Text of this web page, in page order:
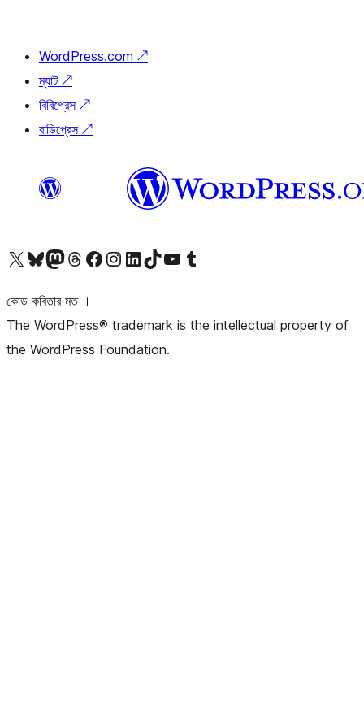
WordPress.com ↗
ম্যাট ↗
বিবিপ্রেস ↗
বাডিপ্রেস ↗
আমাদের X (আগের টুইটার) অ্যাকাউন্টে যানআমাদের Bluesky অ্যাকাউন্টটি দেখুনআমাদের মাস্টোডন অ্যাকাউন্টটি দেখুনআমাদের থ্রেডস অ্যাকাউন্টটি দেখুনআমাদের ফেসবুক পেজ দেখুনআমাদের ইন্সটাগ্রাম অ্যাকাউন্ট দেখুনআমাদের লিঙ্কডইন অ্যাকাউন্টে যানআমাদের TikTok অ্যাকাউন্টটি দেখুনআমাদের ইউটিউব চ্যানেলে যান আমাদের টাম্বলার অ্যাকাউন্ট দেখুন
কোড কবিতার মত ।
The WordPress® trademark is the intellectual property of
the WordPress Foundation.